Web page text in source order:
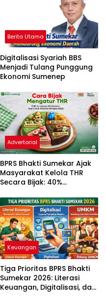
Berita Utama
Digitalisasi Syariah BBS
Menjadi Tulang Punggung
Ekonomi Sumenep
Advertorial
BPRS Bhakti Sumekar Ajak
Masyarakat Kelola THR
Secara Bijak: 40%
Keuangan
Tiga Prioritas BPRS Bhakti
Sumekar 2026: Literasi
Keuangan, Digitalisasi, dan